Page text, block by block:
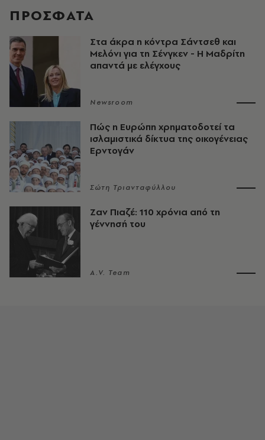
ΠΡΟΣΦΑΤΑ
Στα άκρα η κόντρα Σάντσεθ και
Μελόνι για τη Σένγκεν - Η Μαδρίτη
απαντά με ελέγχους
Newsroom
Πώς η Ευρώπη χρηματοδοτεί τα
ισλαμιστικά δίκτυα της οικογένειας
Ερντογάν
Σώτη Τριανταφύλλου
Ζαν Πιαζέ: 110 χρόνια από τη
γέννησή του
A.V. Team